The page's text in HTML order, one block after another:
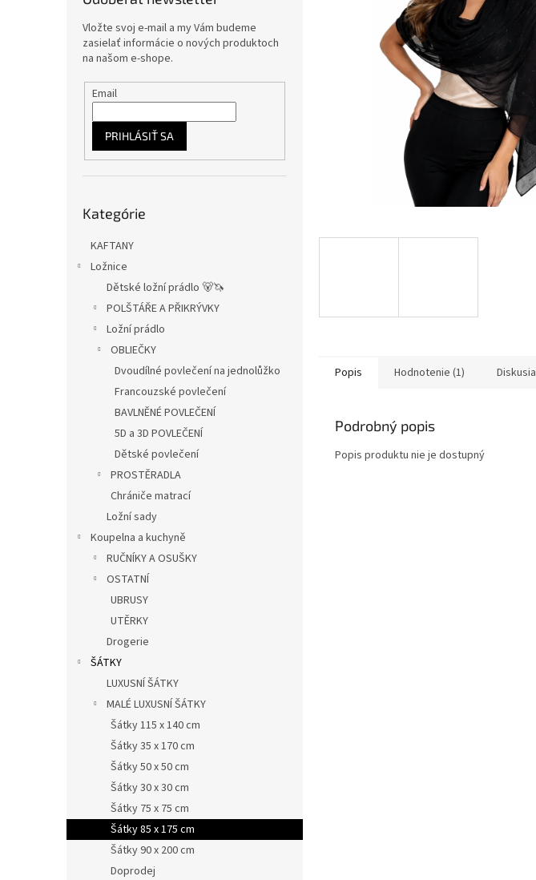
Vložte svoj e-mail a my Vám budeme
zasielať informácie o nových produktoch
na našom e-shope.
Email
PRIHLÁSIŤ SA
kategórie
Kategórie
KAFTANY
Ložnice
Dětské ložní prádlo 🐻🦄
POLŠTÁŘE A PŘIKRÝVKY
Ložní prádlo
OBLIEČKY
Dvoudílné povlečení na jednolůžko
Francouzské povlečení
BAVLNĚNÉ POVLEČENÍ
5D a 3D POVLEČENÍ
Dětské povlečení
PROSTĚRADLA
Chrániče matrací
Ložní sady
Koupelna a kuchyně
RUČNÍKY A OSUŠKY
OSTATNÍ
UBRUSY
UTĚRKY
Drogerie
ŠÁTKY
LUXUSNÍ ŠÁTKY
MALÉ LUXUSNÍ ŠÁTKY
Šátky 115 x 140 cm
Šátky 35 x 170 cm
Šátky 50 x 50 cm
Šátky 30 x 30 cm
Šátky 75 x 75 cm
Šátky 85 x 175 cm
Šátky 90 x 200 cm
Doprodej
Popis Hodnotenie (1) Diskusia
Podrobný popis
Popis produktu nie je dostupný